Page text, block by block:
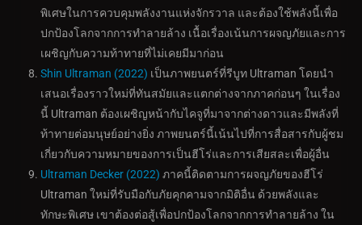
พิเศษในการควบคุมพลังงานแห่งจักรวาล และต้องใช้พลังนี้เพื่อ
ปกป้องโลกจากการทำลายล้าง เนื้อเรื่องเน้นการผจญภัยและการ
เผชิญกับความท้าทายที่ไม่เคยมีมาก่อน
Shin Ultraman (2022) เป็นภาพยนตร์ที่รีบูท Ultraman โดยนำ
เสนอเรื่องราวใหม่ที่ทันสมัยและแตกต่างจากภาคก่อนๆ ในเรื่อง
นี้ Ultraman ต้องเผชิญหน้ากับไคจูที่มาจากต่างดาวและมีพลังที่
ท้าทายต่อมนุษย์อย่างยิ่ง ภาพยนตร์นี้เน้นไปที่การสื่อสารกับผู้ชม
เกี่ยวกับความหมายของการเป็นฮีโร่และการเสียสละเพื่อผู้อื่น
Ultraman Decker (2022) ภาคนี้ติดตามการผจญภัยของฮีโร่
Ultraman ใหม่ที่รับมือกับภัยคุกคามจากมิติอื่น ด้วยพลังและ
ทักษะพิเศษ เขาต้องต่อสู้เพื่อปกป้องโลกจากการทำลายล้าง ใน